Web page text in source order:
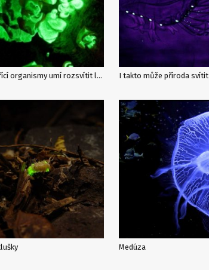
VIDEO: Zářící organismy umí rozsvítit lesy i oceány. Jsou nádhernou podívanou i geniální hříčkou přírody I takto může příroda svítit
Medúza